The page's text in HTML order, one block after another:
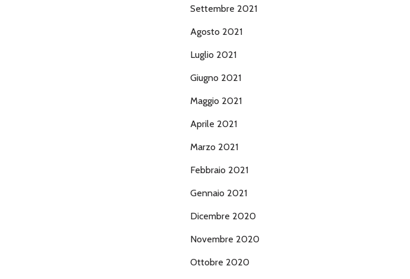
Settembre 2021
Agosto 2021
Luglio 2021
Giugno 2021
Maggio 2021
Aprile 2021
Marzo 2021
Febbraio 2021
Gennaio 2021
Dicembre 2020
Novembre 2020
Ottobre 2020